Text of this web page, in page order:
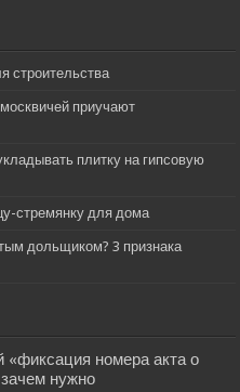
строительства
приучают
плитку на гипсовую
стремянку для дома
дольщиком? 3 признака
«фиксация номера акта о
нужно